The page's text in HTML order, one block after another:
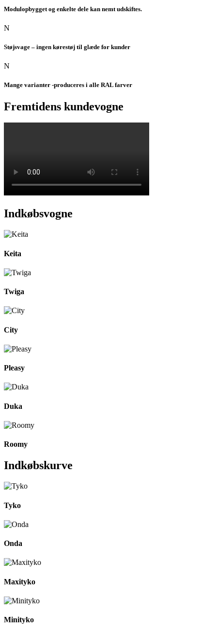
Modulopbygget og enkelte dele kan nemt udskiftes.
N
Støjsvage – ingen kørestøj til glæde for kunder
N
Mange varianter -produceres i alle RAL farver
Fremtidens kundevogne
Indkøbsvogne
Keita
Twiga
City
Pleasy
Duka
Roomy
Indkøbskurve
Tyko
Onda
Maxityko
Minityko